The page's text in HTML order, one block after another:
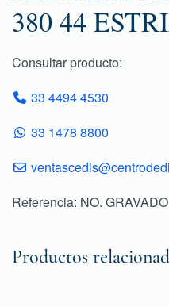
380 44
Consultar producto:
33 4494 4530
33 1478 8800
Referencia: NO.
Productos